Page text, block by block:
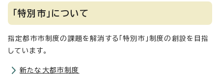
「特別市」について
指定都市市制度の課題を解消する「特別市」制度の創設を目指
しています。
新たな大都市制度